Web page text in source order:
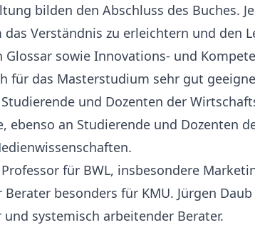
bilden den Abschluss des Buches.
Verständnis zu erleichtern und den
Glossar sowie Innovations- und
für das Masterstudium sehr gut
und Dozenten der
ebenso an Studierende und Dozenten
für BWL, insbesondere
besonders für KMU. Jürgen
und systemisch arbeitender Berater.